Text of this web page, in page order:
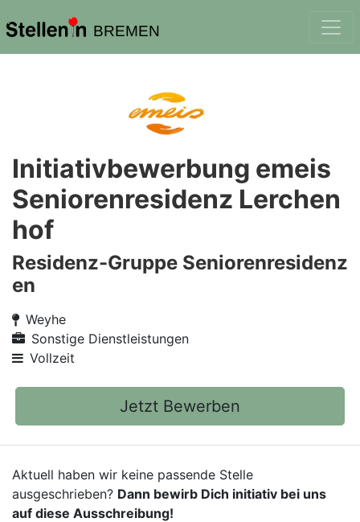
BREMEN
Initiativbewerbung emeis
Seniorenresidenz Lerchen
hof
Residenz-Gruppe Seniorenresidenz
en
Weyhe
Sonstige Dienstleistungen
Vollzeit
Jetzt Bewerben
Aktuell haben wir keine passende Stelle
ausgeschrieben? Dann bewirb Dich initiativ bei uns
auf diese Ausschreibung!